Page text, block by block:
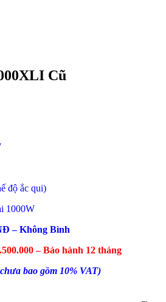
Cũ
độ ắc qui)
1000W
– Không Bình
– Bảo hành 12 tháng
bao gồm 10% VAT)